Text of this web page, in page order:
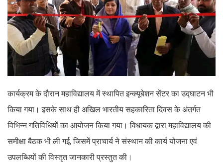
कार्यक्रम के दौरान महाविद्यालय में स्थापित इन्क्यूबेशन सेंटर का उद्घाटन भी
किया गया। इसके साथ ही अखिल भारतीय सहकारिता दिवस के अंतर्गत
विभिन्न गतिविधियों का आयोजन किया गया। विधायक द्वारा महाविद्यालय की
समीक्षा बैठक भी ली गई, जिसमें प्राचार्य ने संस्थान की कार्य योजना एवं
उपलब्धियों की विस्तृत जानकारी प्रस्तुत की।